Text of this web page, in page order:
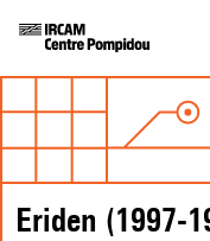
Eriden (1997-